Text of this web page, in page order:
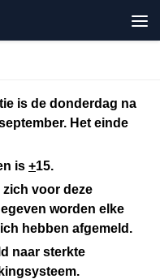
is de donderdag na
Het einde
is +15.
zich voor deze
worden elke
hebben afgemeld.
naar sterkte